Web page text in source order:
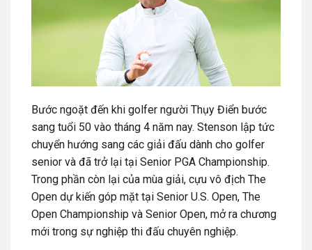
Bước ngoặt đến khi golfer người Thụy Điển bước
sang tuổi 50 vào tháng 4 năm nay. Stenson lập tức
chuyển hướng sang các giải đấu dành cho golfer
senior và đã trở lại tại Senior PGA Championship.
Trong phần còn lại của mùa giải, cựu vô địch The
Open dự kiến góp mặt tại Senior U.S. Open, The
Open Championship và Senior Open, mở ra chương
mới trong sự nghiệp thi đấu chuyên nghiệp.